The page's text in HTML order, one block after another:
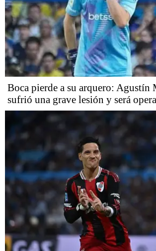
Boca pierde a su arquero: Agustín
sufrió una grave lesión y será